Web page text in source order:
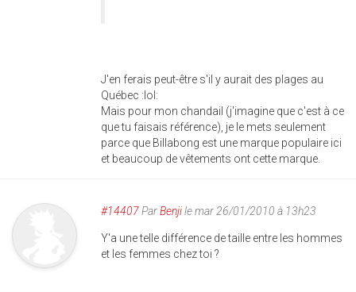
J'en ferais peut-être s'il y aurait des plages au
Québec :lol:
Mais pour mon chandail (j'imagine que c'est à ce
que tu faisais référence), je le mets seulement
parce que Billabong est une marque populaire ici
et beaucoup de vêtements ont cette marque.
#14407ParBenjile mar 26/01/2010 à 13h23
Y'a une telle différence de taille entre les hommes
et les femmes chez toi ?